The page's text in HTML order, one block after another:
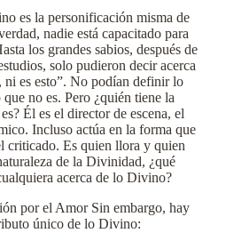
es la personificación misma de
nadie está capacitado para
los grandes sabios, después de
solo pudieron decir acerca
es esto”. No podían definir lo
no es. Pero ¿quién tiene la
Él es el director de escena, el
Incluso actúa en la forma que
criticado. Es quien llora y quien
de la Divinidad, ¿qué
acerca de lo Divino?
por el Amor Sin embargo, hay
único de lo Divino: